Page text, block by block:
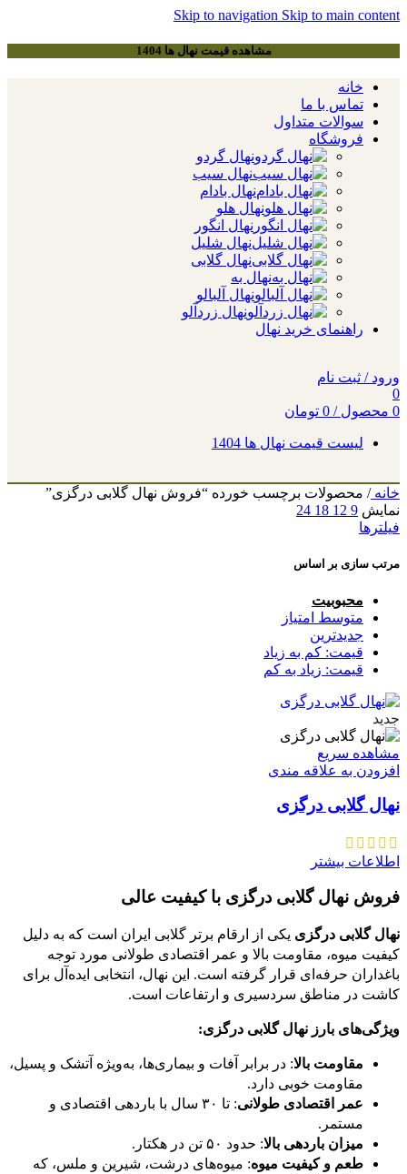
Skip to navigation Skip to main content
مشاهده قیمت نهال ها 1404
خانه
تماس با ما
سوالات متداول
فروشگاه
نهال گردو
نهال سیب
نهال بادام
نهال هلو
نهال انگور
نهال شلیل
نهال گلابی
نهال به
نهال آلبالو
نهال زردآلو
راهنمای خرید نهال
ورود / ثبت نام
0
0 محصول /
0 تومان
لیست قیمت نهال ها 1404
خانه/ محصولات برچسب خورده “فروش نهال گلابی درگزی”
نمایش 9
12
18
24
فیلترها
مرتب سازی بر اساس
محبوبیت
متوسط امتیاز
جدیدترین
قیمت: کم به زیاد
قیمت: زیاد به کم
جدید
مشاهده سریع
افزودن به علاقه مندی
نهال گلابی درگزی
اطلاعات بیشتر
فروش نهال گلابی درگزی با کیفیت عالی
نهال گلابی درگزی یکی از ارقام برتر گلابی ایران است که به دلیل
کیفیت میوه، مقاومت بالا و عمر اقتصادی طولانی مورد توجه
باغداران حرفه‌ای قرار گرفته است. این نهال، انتخابی ایده‌آل برای
کاشت در مناطق سردسیری و ارتفاعات است.
ویژگی‌های بارز نهال گلابی درگزی:
مقاومت بالا: در برابر آفات و بیماری‌ها، به‌ویژه آتشک و پسیل،
مقاومت خوبی دارد.
عمر اقتصادی طولانی
: تا ۳۰ سال با باردهی اقتصادی و
مستمر.
میزان باردهی بالا: حدود ۵۰ تن در هکتار.
طعم و کیفیت میوه: میوه‌های درشت، شیرین و ملس، که